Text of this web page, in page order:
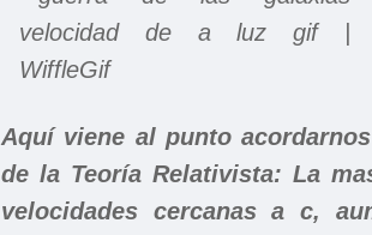
Aquí viene al punto
de la Teoría Relativista: La
velocidades cercanas a c,